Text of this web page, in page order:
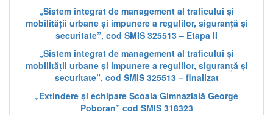
„Sistem integrat de management al traficului și
mobilității urbane și impunere a regulilor, siguranță și
securitate”, cod SMIS 325513 – Etapa II
„Sistem integrat de management al traficului și
mobilității urbane și impunere a regulilor, siguranță și
securitate”, cod SMIS 325513 – finalizat
„Extindere și echipare Școala Gimnazială George
Poboran” cod SMIS 318323